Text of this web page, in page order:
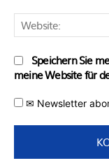
Speichern Sie
meine Website für
✉ Newsletter